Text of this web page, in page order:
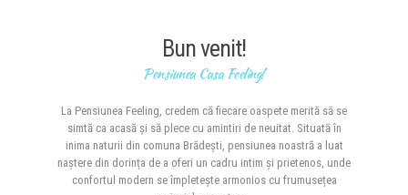
Bun venit!
Pensiunea Casa Feeling!
La Pensiunea Feeling, credem că fiecare oaspete merită să se
simtă ca acasă și să plece cu amintiri de neuitat. Situată în
inima naturii din comuna Brădești, pensiunea noastră a luat
naștere din dorința de a oferi un cadru intim și prietenos, unde
confortul modern se împletește armonios cu frumusețea